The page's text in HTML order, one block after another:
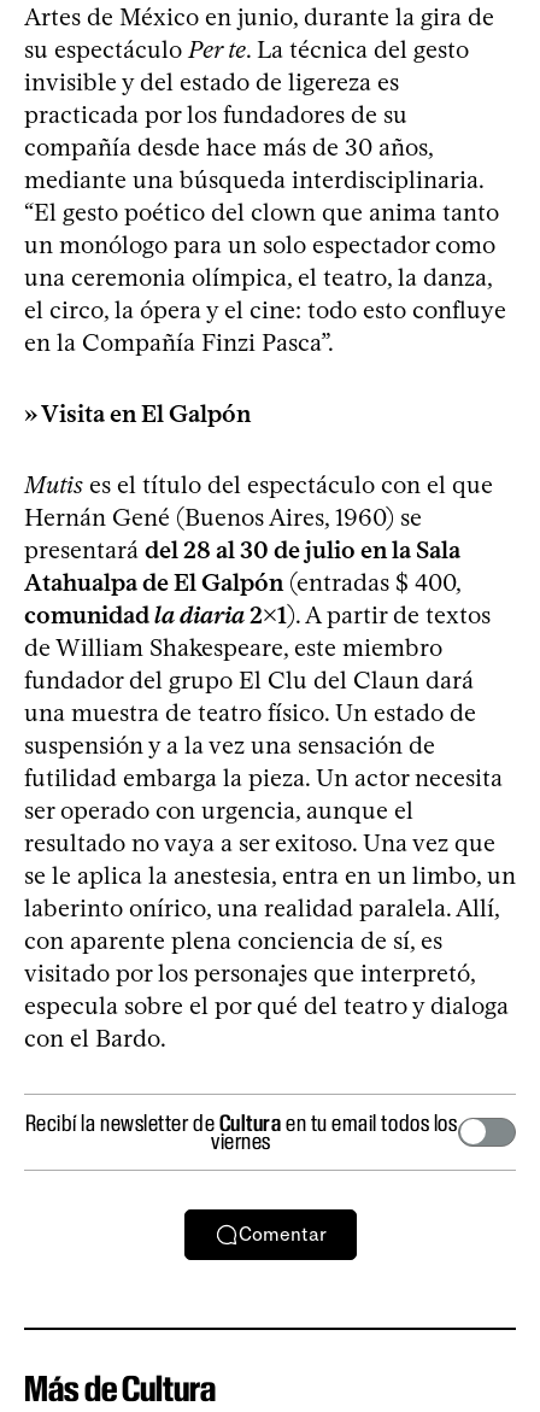
Artes de México en junio, durante la gira de
su espectáculo Per te. La técnica del gesto
invisible y del estado de ligereza es
practicada por los fundadores de su
compañía desde hace más de 30 años,
mediante una búsqueda interdisciplinaria.
“El gesto poético del clown que anima tanto
un monólogo para un solo espectador como
una ceremonia olímpica, el teatro, la danza,
el circo, la ópera y el cine: todo esto confluye
en la Compañía Finzi Pasca”.
» Visita en El Galpón
Mutis es el título del espectáculo con el que
Hernán Gené (Buenos Aires, 1960) se
presentará del 28 al 30 de julio en la Sala
Atahualpa de El Galpón (entradas $ 400,
comunidadla diaria2x1). A partir de textos
de William Shakespeare, este miembro
fundador del grupo El Clu del Claun dará
una muestra de teatro físico. Un estado de
suspensión y a la vez una sensación de
futilidad embarga la pieza. Un actor necesita
ser operado con urgencia, aunque el
resultado no vaya a ser exitoso. Una vez que
se le aplica la anestesia, entra en un limbo, un
laberinto onírico, una realidad paralela. Allí,
con aparente plena conciencia de sí, es
visitado por los personajes que interpretó,
especula sobre el por qué del teatro y dialoga
con el Bardo.
Recibí la newsletter deCulturaen tu email todos los
viernes
Comentar
Más de Cultura